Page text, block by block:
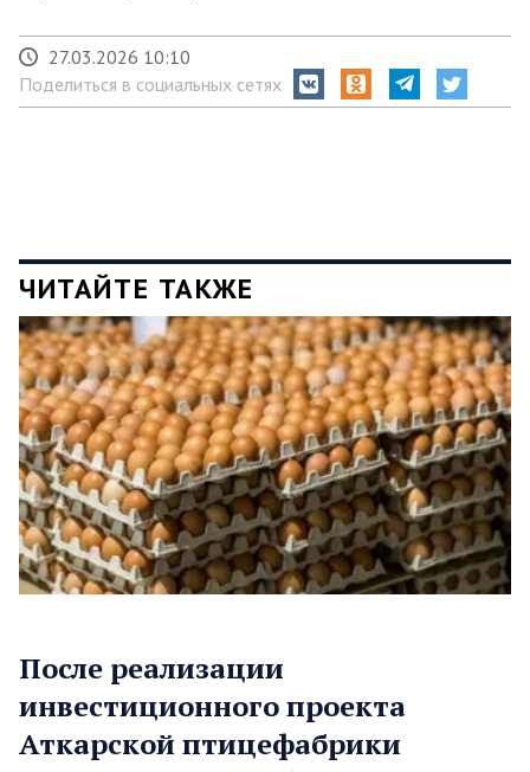
27.03.2026 10:10
Поделиться в социальных сетях
ЧИТАЙТЕ ТАКЖЕ
После реализации
инвестиционного проекта
Аткарской птицефабрики